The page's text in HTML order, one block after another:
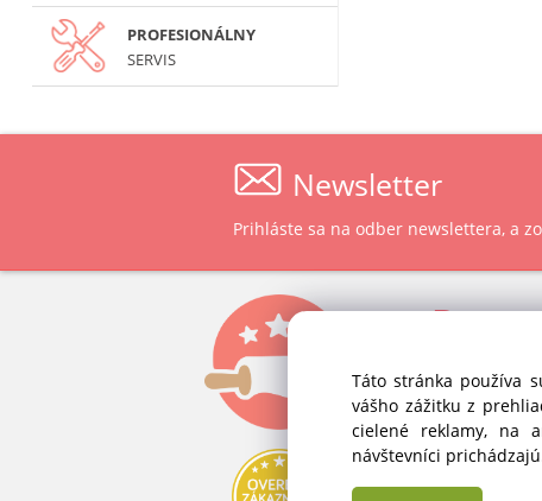
PROFESIONÁLNY
SERVIS
Newsletter
Prihláste sa na odber newslettera, a
P
Štefánikova
SK-900 28
Slovenská
IČO: 34 139
Táto stránka používa
vášho zážitku z
cielené reklamy, na
návštevníci